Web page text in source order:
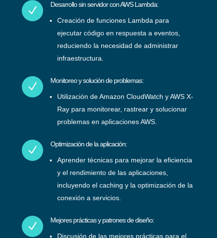
N Desarrollo sin servidor con AWS Lambda:
Creación de funciones Lambda para
ejecutar código en respuesta a eventos,
reduciendo la necesidad de administrar
infraestructura.
N Monitoreo y solución de problemas:
Utilización de Amazon CloudWatch y AWS X-
Ray para monitorear, rastrear y solucionar
problemas en aplicaciones AWS.
N Optimización de la aplicación:
Aprender técnicas para mejorar la eficiencia
y el rendimiento de las aplicaciones,
incluyendo el caching y la optimización de la
conexión a servicios.
N Mejores prácticas y patrones de diseño:
Discusión de las mejores prácticas para el